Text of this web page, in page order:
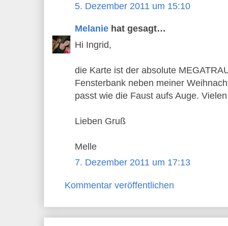
5. Dezember 2011 um 15:10
Melanie hat gesagt…
Hi Ingrid,
die Karte ist der absolute
Fensterbank neben meiner
passt wie die Faust aufs Auge.
Lieben Gruß
Melle
7. Dezember 2011 um 17:13
Kommentar veröffentlichen